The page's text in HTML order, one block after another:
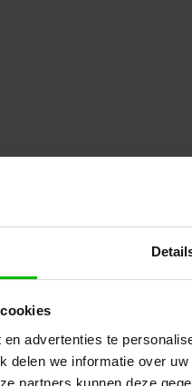
advertenties te
delen we informatie over
partners kunnen deze